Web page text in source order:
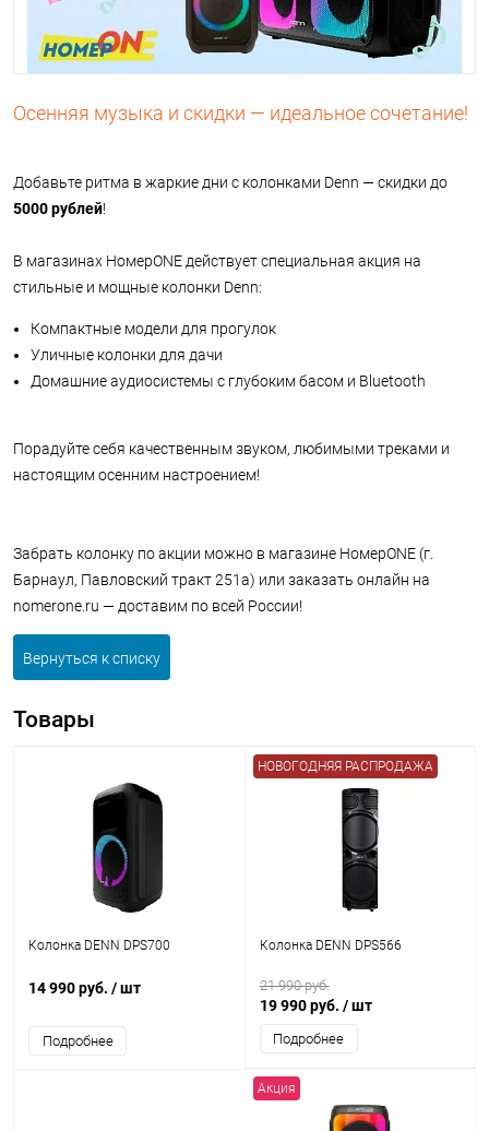
Осенняя музыка и скидки — идеальное сочетание!
Добавьте ритма в жаркие дни с колонками Denn — скидки до
5000 рублей!
В магазинах НомерONE действует специальная акция на
стильные и мощные колонки Denn:
Компактные модели для прогулок
Уличные колонки для дачи
Домашние аудиосистемы с глубоким басом и Bluetooth
Порадуйте себя качественным звуком, любимыми треками и
настоящим осенним настроением!
Забрать колонку по акции можно в магазине НомерONE (г.
Барнаул, Павловский тракт 251а) или заказать онлайн на
nomerone.ru — доставим по всей России!
Вернуться к списку
Товары
Колонка DENN DPS700
14 990 руб. / шт
Подробнее
НОВОГОДНЯЯ РАСПРОДАЖА
Колонка DENN DPS566
21 990 руб.
19 990 руб. / шт
Подробнее
Акция